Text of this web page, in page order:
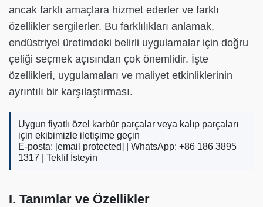
ancak farklı amaçlara hizmet ederler ve farklı
özellikler sergilerler. Bu farklılıkları anlamak,
endüstriyel üretimdeki belirli uygulamalar için doğru
çeliği seçmek açısından çok önemlidir. İşte
özellikleri, uygulamaları ve maliyet etkinliklerinin
ayrıntılı bir karşılaştırması.
Uygun fiyatlı özel karbür parçalar veya kalıp parçaları
için ekibimizle iletişime geçin
E-posta: [email protected]
| WhatsApp: +86 186 3895
1317 | Teklif İsteyin
I. Tanımlar ve Özellikler